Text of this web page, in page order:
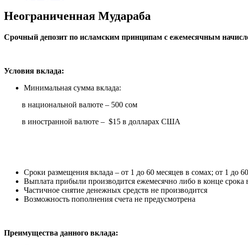
Неограниченная Мудараба
Срочный депозит по исламским принципам с ежемесячным
Условия вклада:
Минимальная сумма вклада:
в национальной валюте – 500 сом
в иностранной валюте – $15 в долларах США
Сроки размещения вклада – от 1 до 60 месяцев в сомах; от 1 до
Выплата прибыли производится ежемесячно либо в конце
Частичное снятие денежных средств не производится
Возможность пополнения счета не предусмотрена
Преимущества данного вклада: